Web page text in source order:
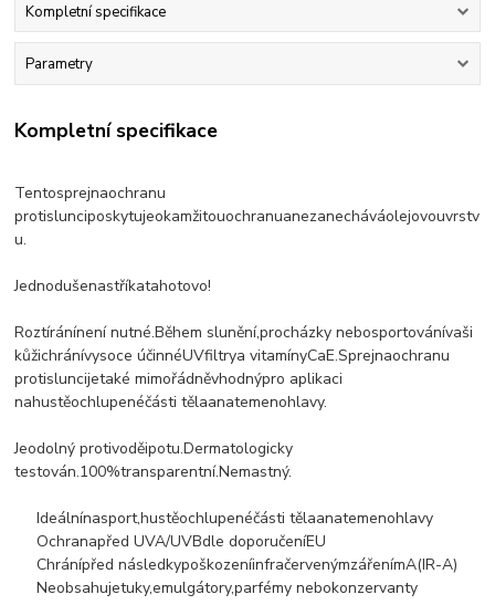
Kompletní specifikace
Parametry
Kompletní specifikace
Tentosprejnaochranu
protislunciposkytujeokamžitouochranuanezanecháváolejovouvrstv
u.
Jednodušenastříkatahotovo!
Roztíránínení nutné.Během slunění,procházky nebosportovánívaši
kůžichránívysoce účinnéUVfiltrya vitamínyCaE.Sprejnaochranu
protisluncijetaké mimořádněvhodnýpro aplikaci
nahustěochlupenéčásti tělaanatemenohlavy.
Jeodolný protivoděipotu.Dermatologicky
testován.100%transparentní.Nemastný.
Ideálnínasport,hustěochlupenéčásti tělaanatemenohlavy
Ochranapřed UVA/UVBdle doporučeníEU
Chránípřed následkypoškozeníinfračervenýmzářenímA(IR-A)
Neobsahujetuky,emulgátory,parfémy nebokonzervanty